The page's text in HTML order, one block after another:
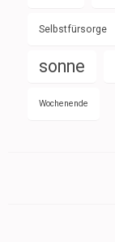
Selbstfürsorge
sonne
Wochenende